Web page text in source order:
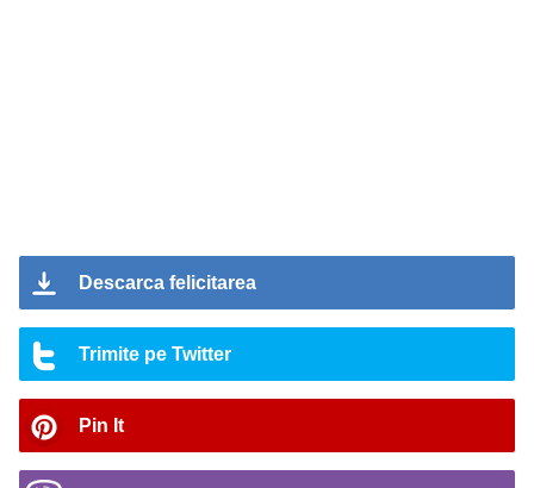
Descarca felicitarea
Trimite pe Twitter
Pin It